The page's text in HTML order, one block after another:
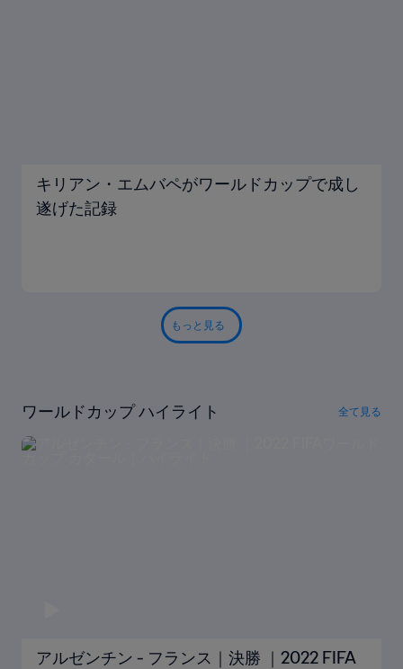
キリアン・エムバペがワールドカップで成し
遂げた記録
もっと見る
ワールドカップ ハイライト 全て見る
アルゼンチン - フランス｜決勝 ｜2022 FIFA